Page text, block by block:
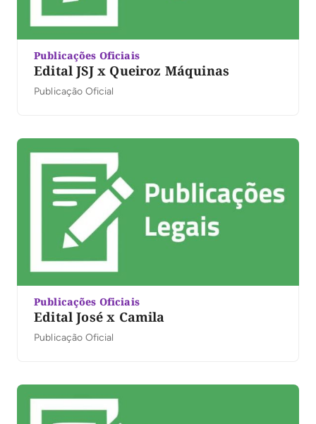
Publicações Oficiais
Edital JSJ x Queiroz Máquinas
Publicação Oficial
Publicações Oficiais
Edital José x Camila
Publicação Oficial